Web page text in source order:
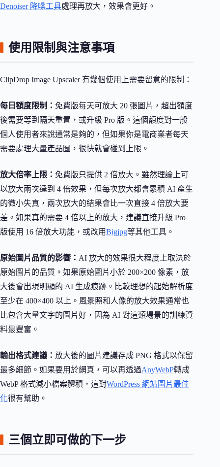
Denoiser 降噪工具處理再放大，效果會更好。
使用限制與注意事項
ClipDrop Image Upscaler 有幾個使用上需要留意的限制：
每日額度限制： 免費版每天可放大 20 張圖片，超出額度
後需要等到隔天重置，或升級 Pro 版。這個額度對一般
個人使用者來說通常是夠的，但如果你是電商業者每天
需要處理大量產品圖，很快就會碰到上限。
放大倍率上限： 免費版只提供 2 倍放大。雖然理論上可
以放大兩次達到 4 倍效果，但每次放大都會累積 AI 產生
的微小失真，兩次放大的結果會比一次直接 4 倍放大要
差。如果真的需要 4 倍以上的放大，建議直接升級 Pro
版使用 16 倍放大功能，或改用Bigjpg等其他工具。
原始圖片品質的影響： AI 放大的效果很大程度上取決於
原始圖片的品質。如果原始圖片小於 200×200 像素，放
大後會出現明顯的 AI 生成痕跡。比較理想的起始解析度
至少在 400×400 以上。風景照和人像的放大效果通常也
比包含大量文字的圖片好，因為 AI 對這類場景的訓練資
料最豐富。
輸出格式建議： 放大後的圖片建議存成 PNG 格式以保留
最多細節。如果要用於網頁，可以再透過AnyWebP轉成
WebP 格式減小檔案體積，這對WordPress 網站圖片最佳
化很有幫助。
三個立即可做的下一步